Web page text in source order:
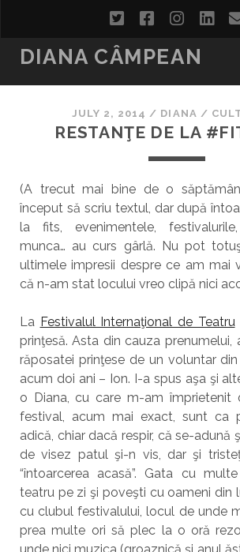
twitterfacebook
DIANA CÂMPEAN
JULY 2, 2014 / DIANA /
RESTANŢE DE LA
(A trecut mai bine de o
început să scriu textul, dar după
la fits, evenimentele,
munca… au curs gârlă. Nu pot
ultimele impresii despre ce am mai
că n-am stat locului vreo clipă nici
La Festivalul Internaţional de Teatru
prinţesă. Asta din cauza
răposatei prinţese de un voluntar
acum doi ani – Ion. I-a spus aşa şi
o Diana, cu care m-am împrietenit
festival, acum mai exact, sunt ca
adică, chiar dacă respir, că se-adună
de visez patul şi-n vis, dar şi
“întoarcerea acasă”. Gata cu
teatru pe zi şi poveşti cu oameni din
cu clubul festivalului, locul de unde
prea multe ori să plec la o oră